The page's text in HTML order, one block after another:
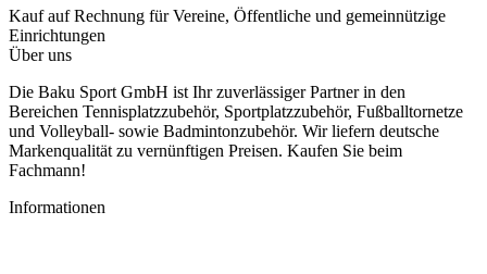
Kauf auf Rechnung für Vereine, Öffentliche und gemeinnützige
Einrichtungen
Über uns
Die Baku Sport GmbH ist Ihr zuverlässiger Partner in den
Bereichen Tennisplatzzubehör, Sportplatzzubehör, Fußballtornetze
und Volleyball- sowie Badmintonzubehör. Wir liefern deutsche
Markenqualität zu vernünftigen Preisen. Kaufen Sie beim
Fachmann!
Informationen